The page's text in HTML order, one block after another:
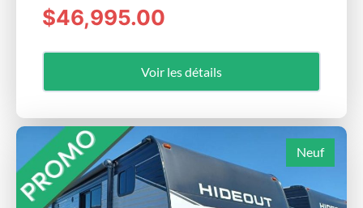
$46,995.00
Voir les détails
Neuf